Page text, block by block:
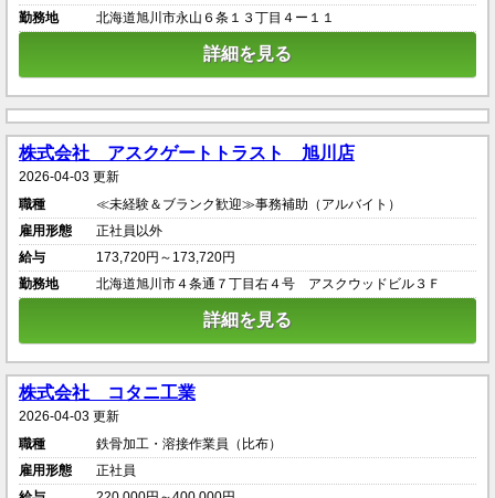
勤務地
北海道旭川市永山６条１３丁目４ー１１
詳細を見る
株式会社 アスクゲートトラスト 旭川店
2026-04-03 更新
職種
≪未経験＆ブランク歓迎≫事務補助（アルバイト）
雇用形態
正社員以外
給与
173,720円～173,720円
勤務地
北海道旭川市４条通７丁目右４号 アスクウッドビル３Ｆ
詳細を見る
株式会社 コタニ工業
2026-04-03 更新
職種
鉄骨加工・溶接作業員（比布）
雇用形態
正社員